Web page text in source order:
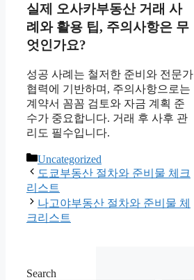
실제 오사카부동산 거래 사
례와 활용 팁, 주의사항은 무
엇인가요?
성공 사례는 철저한 준비와 전문가
협력에 기반하며, 주의사항으로는
계약서 꼼꼼 검토와 자금 계획 준
수가 중요합니다. 거래 후 사후 관
리도 필수입니다.
Categories
Uncategorized
도쿄부동산 절차와 준비물 체크
리스트
나고야부동산 절차와 준비물 체
크리스트
Search